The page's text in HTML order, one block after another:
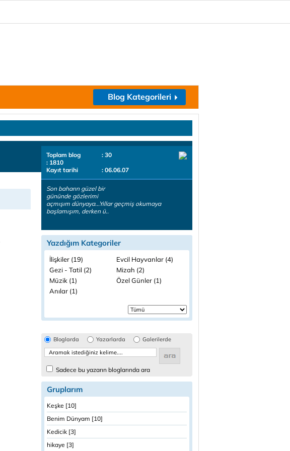
Blog Kategorileri
Toplam blog
: 30
: 1810
Kayıt tarihi
: 06.06.07
Son baharın güzel bir
gününde gözlerimi
açmışım dünyaya...Yıllar geçmiş okumaya
başlamışım, derken ü..
Yazdığım Kategoriler
İlişkiler (19)
Evcil Hayvanlar (4)
Gezi - Tatil (2)
Mizah (2)
Müzik (1)
Özel Günler (1)
Anılar (1)
Bloglarda Yazarlarda Galerilerde
Sadece bu yazarın bloglarında ara
Gruplarım
Keşke [10]
Benim Dünyam [10]
Kedicik [3]
hikaye [3]